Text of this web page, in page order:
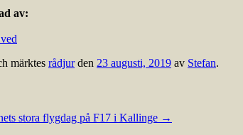
av:
märktes rådjurden 23 augusti, 2019 av Stefan.
stora flygdag på F17 i Kallinge →